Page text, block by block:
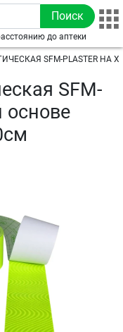
до аптеки
SFM-PLASTER НА
SFM-
основе